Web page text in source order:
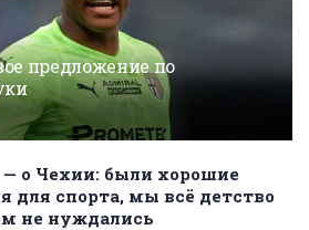
предложение по
о Чехии: были хорошие
для спорта, мы всё детство
не нуждались